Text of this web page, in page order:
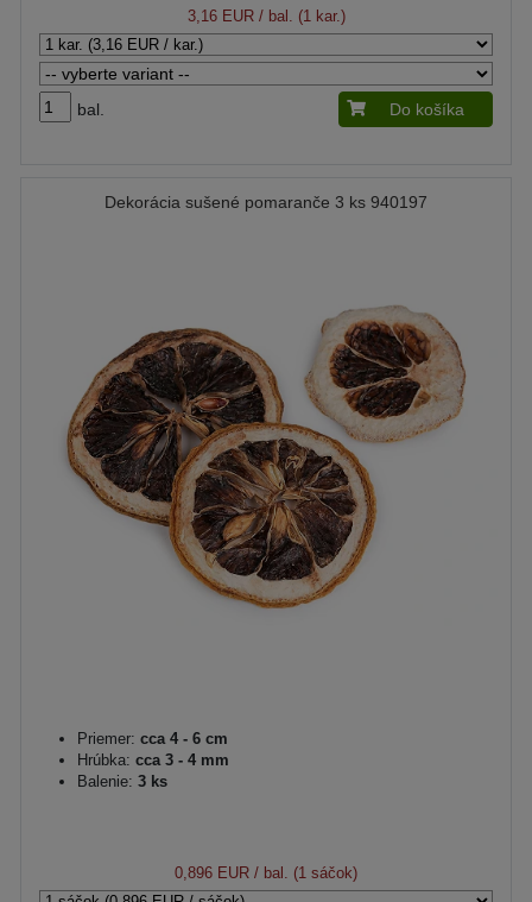
3,16 EUR/ bal. (1 kar.)
bal. Do košíka
Dekorácia sušené pomaranče 3 ks 940197
Priemer: cca 4 - 6 cm
Hrúbka: cca 3 - 4 mm
Balenie: 3 ks
0,896 EUR / bal. (1 sáčok)